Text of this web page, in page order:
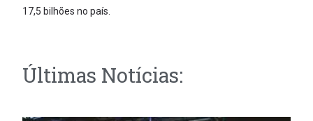
17,5 bilhões no país.
Últimas Notícias: